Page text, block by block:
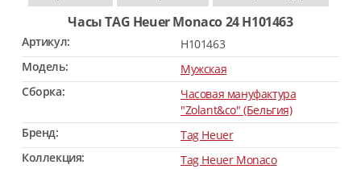
Часы TAG Heuer Monaco 24 H101463
Артикул:
H101463
Модель:
Мужская
Сборка:
Часовая мануфактура
"Zolant&co" (Бельгия)
Бренд:
Tag Heuer
Коллекция:
Tag Heuer Monaco